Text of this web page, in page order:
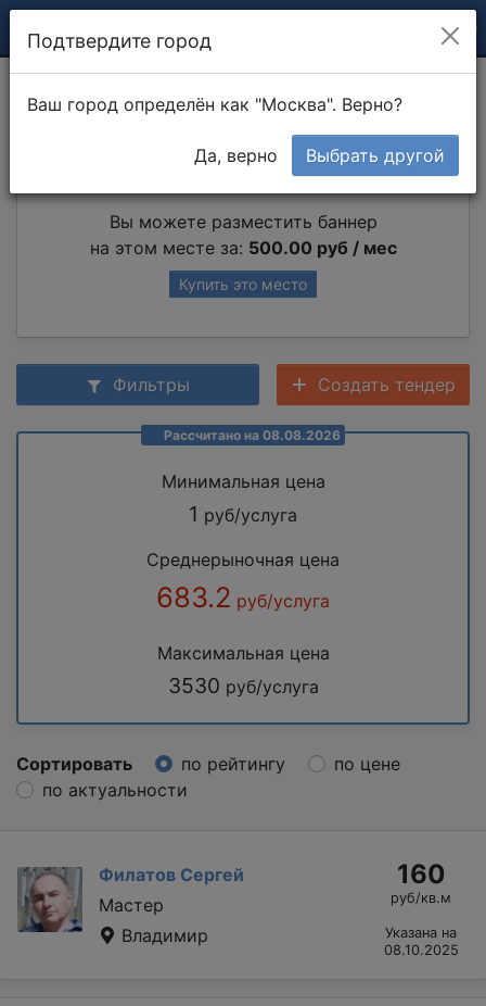
Изоляция труб
Вы можете разместить баннер
на этом месте за: 500.00 руб / мес
Купить это место
Фильтры Создать тендер
Рассчитано на 08.08.2026
Минимальная цена
1 руб/услуга
Среднерыночная цена
683.2 руб/услуга
Максимальная цена
3530 руб/услуга
Сортировать по рейтингу
по цене
по актуальности
Филатов Сергей
Мастер
Владимир
160
руб/кв.м
Указана на
08.10.2025
Подтвердите город
Ваш город определён как "Москва". Верно?
Да, верно Выбрать другой